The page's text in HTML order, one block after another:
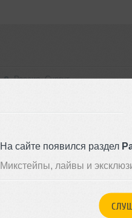
На сайте появился раздел
Микстейпы, лайвы и
Россия, Сургут